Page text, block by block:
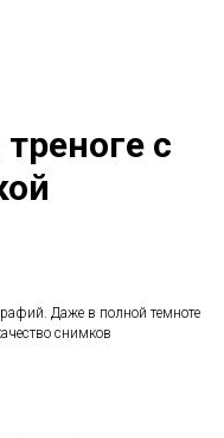
с
Даже в полной темноте
снимков